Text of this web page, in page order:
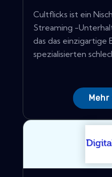
Cultflicks ist ein
Streaming -
das das einzigartige
spezialisierten
Mehr